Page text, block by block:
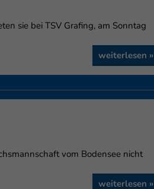
sie bei TSV Grafing, am Sonntag
weiterlesen »
vom Bodensee nicht
weiterlesen »